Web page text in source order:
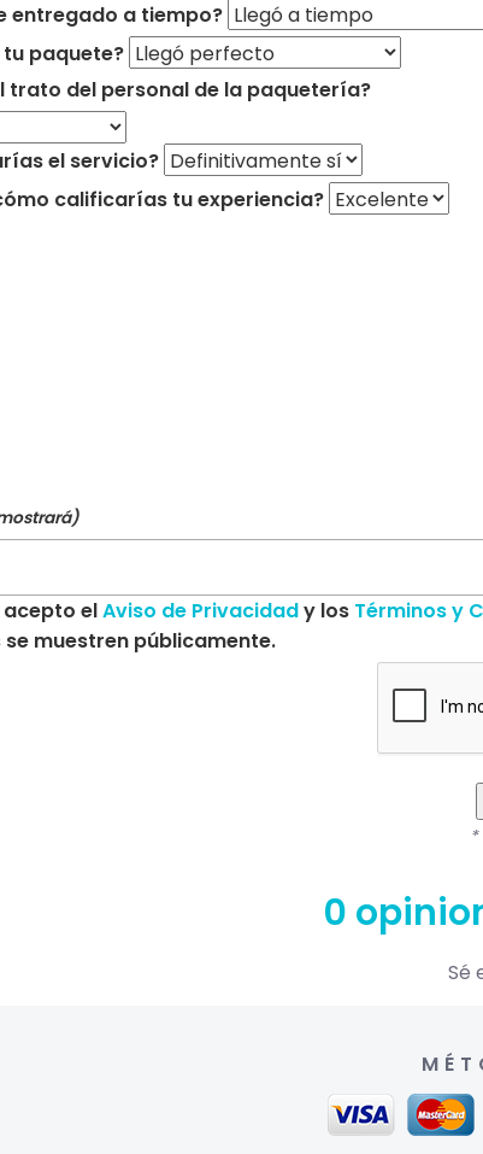
entregado a tiempo?
paquete?
trato del personal de la paquetería?
el servicio?
calificarías tu experiencia?
acepto elAviso de Privacidady los Términos y
muestren públicamente.
*
0
Sé